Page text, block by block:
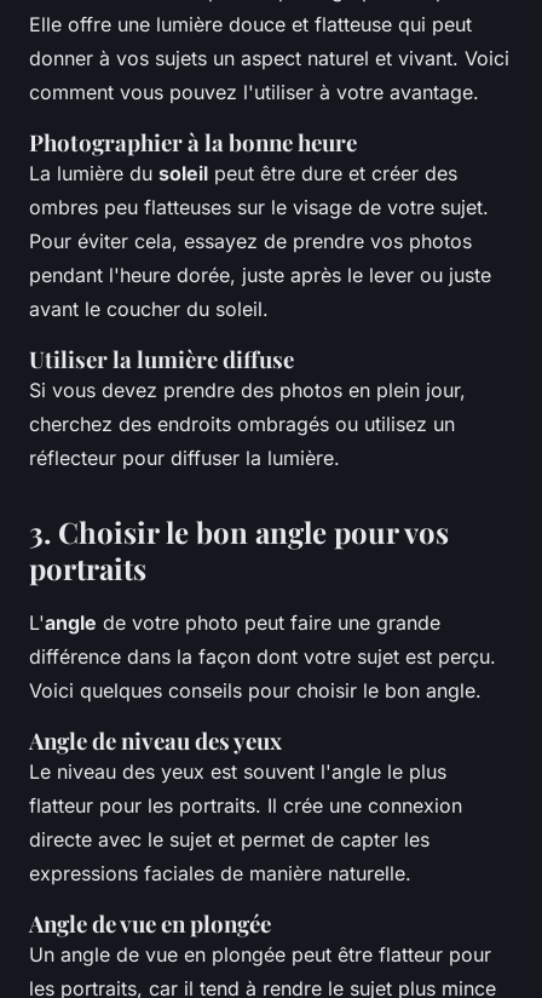
Elle offre une lumière douce et flatteuse qui peut
donner à vos sujets un aspect naturel et vivant. Voici
comment vous pouvez l'utiliser à votre avantage.
Photographier à la bonne heure
La lumière du soleil peut être dure et créer des
ombres peu flatteuses sur le visage de votre sujet.
Pour éviter cela, essayez de prendre vos photos
pendant l'heure dorée, juste après le lever ou juste
avant le coucher du soleil.
Utiliser la lumière diffuse
Si vous devez prendre des photos en plein jour,
cherchez des endroits ombragés ou utilisez un
réflecteur pour diffuser la lumière.
3. Choisir le bon angle pour vos
portraits
L'angle de votre photo peut faire une grande
différence dans la façon dont votre sujet est perçu.
Voici quelques conseils pour choisir le bon angle.
Angle de niveau des yeux
Le niveau des yeux est souvent l'angle le plus
flatteur pour les portraits. Il crée une connexion
directe avec le sujet et permet de capter les
expressions faciales de manière naturelle.
Angle de vue en plongée
Un angle de vue en plongée peut être flatteur pour
les portraits, car il tend à rendre le sujet plus mince